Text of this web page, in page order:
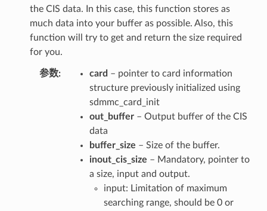
the CIS data. In this case, this function stores as
much data into your buffer as possible. Also, this
function will try to get and return the size required
for you.
参数 card – pointer to card information
structure previously initialized using
sdmmc_card_init
out_buffer– Output buffer of the CIS
data
buffer_size – Size of the buffer.
inout_cis_size – Mandatory, pointer to
a size, input and output.
input: Limitation of maximum
searching range, should be 0 or